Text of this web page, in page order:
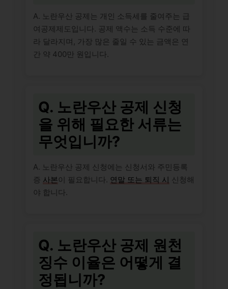
A. 노란우산 공제는 개인 소득세를 줄여주는 급
여공제제도입니다. 공제 액수는 소득 수준에 따
라 달라지며, 가장 많은 줄일 수 있는 금액은 연
간 약 400만 원입니다.
Q. 노란우산 공제 신청
을 위해 필요한 서류는
무엇입니까?
A. 노란우산 공제 신청에는 신청서와 주민등록
증 사본이 필요합니다. 연말 또는 퇴직 시 신청해
야 합니다.
Q. 노란우산 공제 원천
징수 이율은 어떻게 결
정됩니까?